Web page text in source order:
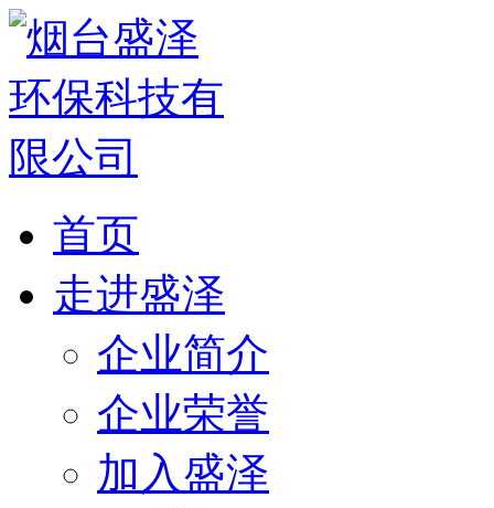
首页
走进盛泽
企业简介
企业荣誉
加入盛泽